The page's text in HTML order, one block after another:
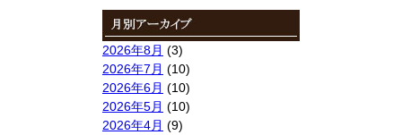
2026年8月 (3)
2026年7月 (10)
2026年6月 (10)
2026年5月 (10)
2026年4月 (9)